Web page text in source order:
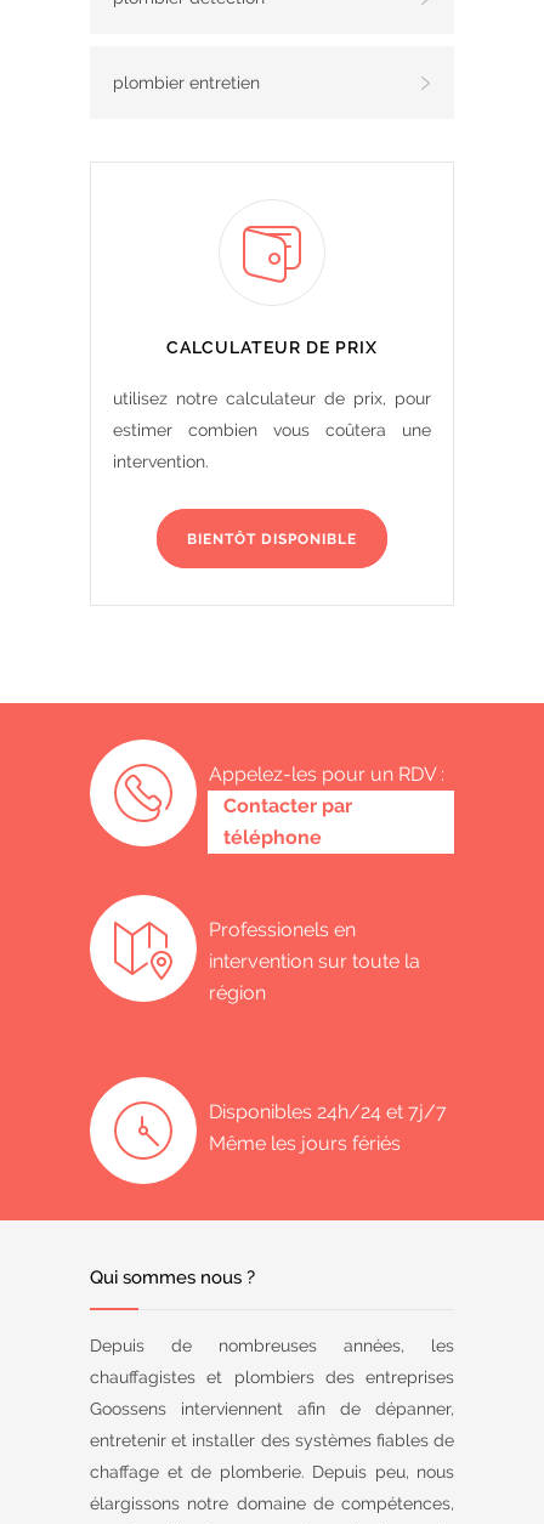
plombier entretien
CALCULATEUR DE PRIX
utilisez notre calculateur de prix, pour
estimer combien vous coûtera une
intervention.
BIENTÔT DISPONIBLE
Appelez-les pour un RDV :
0485 58 62 32
Contacter par
téléphone
Professionels en
intervention sur toute la
région
Disponibles 24h/24 et 7j/7
Même les jours fériés
Qui sommes nous ?
Depuis de nombreuses années, les
chauffagistes et plombiers des entreprises
Goossens interviennent afin de dépanner,
entretenir et installer des systèmes fiables de
chaffage et de plomberie. Depuis peu, nous
élargissons notre domaine de compétences,